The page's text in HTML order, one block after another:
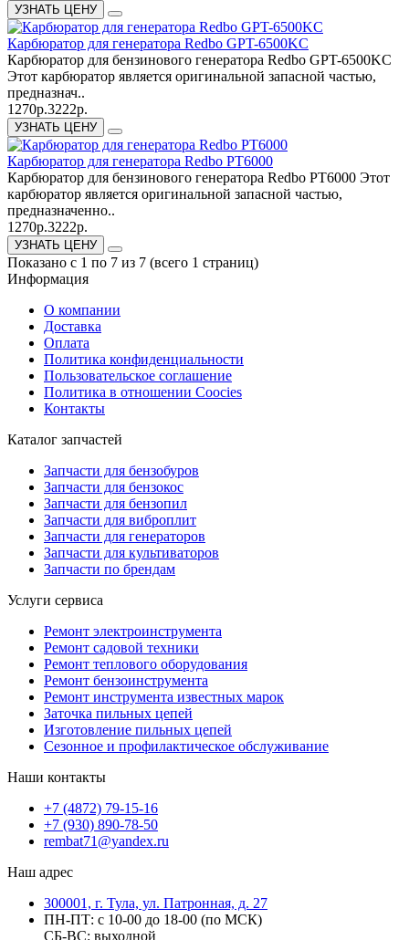
УЗНАТЬ ЦЕНУ
Карбюратор для генератора Redbo GPT-6500KC
Карбюратор для бензинового генератора Redbo GPT-6500KC
Этот карбюратор является оригинальной запасной частью,
предназнач..
1270р.3222р.
УЗНАТЬ ЦЕНУ
Карбюратор для генератора Redbo РТ6000
Карбюратор для бензинового генератора Redbo РТ6000 Этот
карбюратор является оригинальной запасной частью,
предназначенно..
1270р.3222р.
УЗНАТЬ ЦЕНУ
Показано с 1 по 7 из 7 (всего 1 страниц)
Информация
О компании
Доставка
Оплата
Политика конфиденциальности
Пользовательское соглашение
Политика в отношении Coocies
Контакты
Каталог запчастей
Запчасти для бензобуров
Запчасти для бензокос
Запчасти для бензопил
Запчасти для виброплит
Запчасти для генераторов
Запчасти для культиваторов
Запчасти по брендам
Услуги сервиса
Ремонт электроинструмента
Ремонт садовой техники
Ремонт теплового оборудования
Ремонт бензоинструмента
Ремонт инструмента известных марок
Заточка пильных цепей
Изготовление пильных цепей
Сезонное и профилактическое обслуживание
Наши контакты
+7 (4872) 79-15-16
+7 (930) 890-78-50
rembat71@yandex.ru
Наш адрес
300001, г. Тула, ул. Патронная, д. 27
ПН-ПТ: с 10-00 до 18-00 (по МСК)
СБ-ВС: выходной